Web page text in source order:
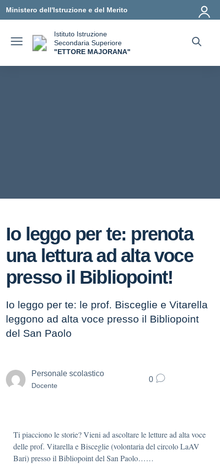
Ministero dell'Istruzione e del Merito
Istituto Istruzione
Secondaria Superiore
"ETTORE MAJORANA"
Io leggo per te: prenota
una lettura ad alta voce
presso il Bibliopoint!
Io leggo per te: le prof. Bisceglie e Vitarella
leggono ad alta voce presso il Bibliopoint
del San Paolo
Personale scolastico
Docente
0
Ti piacciono le storie? Vieni ad ascoltare le letture ad alta voce
delle prof. Vitarella e Bisceglie (volontaria del circolo LaAV
Bari) presso il Bibliopoint del San Paolo……